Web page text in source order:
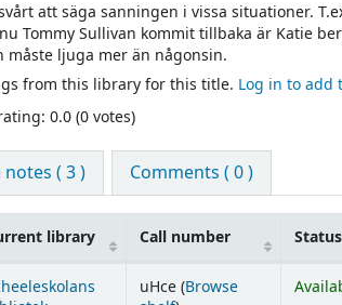
att säga sanningen i vissa situationer.
Tommy Sullivan kommit tillbaka är Katie
ljuga mer än någonsin.
from this library for this title. Log in to add
0.0 (0 votes)
notes ( 3 ) Comments ( 0 )
library Call number Status
uHce (Browse